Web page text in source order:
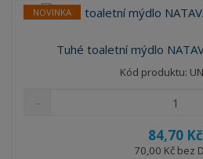
NOVINKA
Tuhé toaletní mýdlo
Kód produktu:
84,70 Kč
70,00 Kč bez